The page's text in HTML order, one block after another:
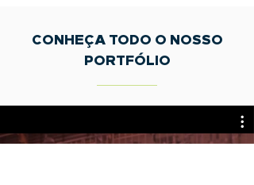
CONHEÇA TODO O NOSSO
PORTFÓLIO